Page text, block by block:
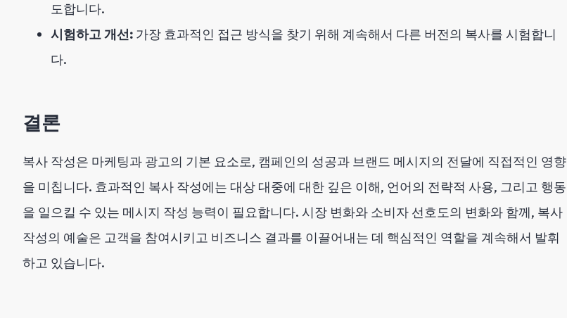
도합니다.
시험하고 개선: 가장 효과적인 접근 방식을 찾기 위해 계속해서 다른 버전의 복사를 시험합니
다.
결론
복사 작성은 마케팅과 광고의 기본 요소로, 캠페인의 성공과 브랜드 메시지의 전달에 직접적인 영향
을 미칩니다. 효과적인 복사 작성에는 대상 대중에 대한 깊은 이해, 언어의 전략적 사용, 그리고 행동
을 일으킬 수 있는 메시지 작성 능력이 필요합니다. 시장 변화와 소비자 선호도의 변화와 함께, 복사
작성의 예술은 고객을 참여시키고 비즈니스 결과를 이끌어내는 데 핵심적인 역할을 계속해서 발휘
하고 있습니다.